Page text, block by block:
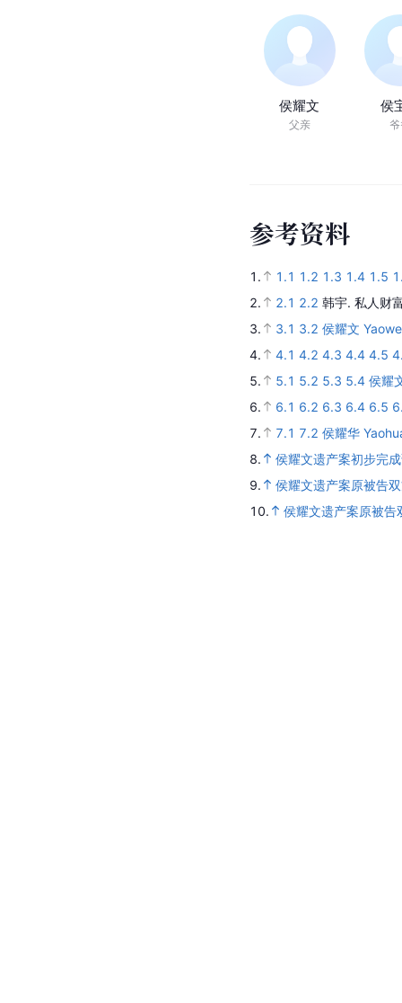
侯耀文
父亲
侯
参考资料
1. 1.1 1.2 1.3 1.4 1.5
2.
2.1 2.2 韩宇. 私人财
3.
3.1 3.2 侯耀文
4.
4.1 4.2 4.3 4.4 4.5
5.
5.1 5.2 5.3 5.4 侯耀
6.
6.1 6.2 6.3 6.4 6.5
7.
7.1 7.2 侯耀华
8.
侯耀文遗产案初步完
9.
侯耀文遗产案原被告
10.
侯耀文遗产案原被告